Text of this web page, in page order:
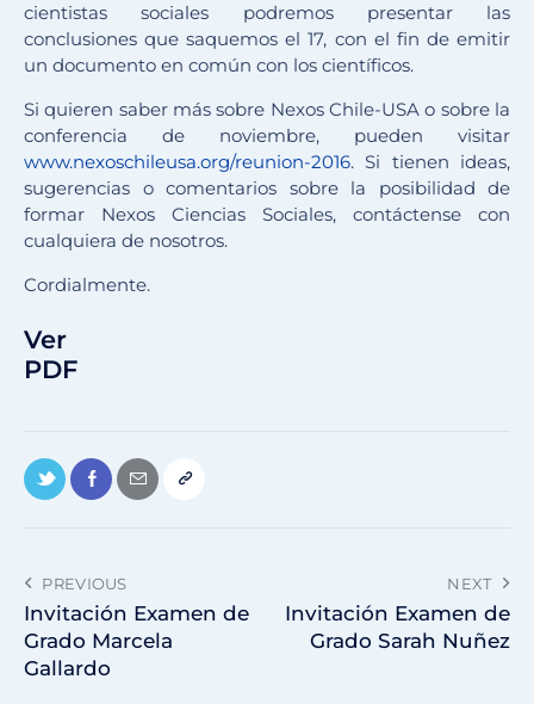
cientistas sociales podremos presentar las
conclusiones que saquemos el 17, con el fin de emitir
un documento en común con los científicos.
Si quieren saber más sobre Nexos Chile-USA o sobre la
conferencia de noviembre, pueden visitar
www.nexoschileusa.org/reunion-2016. Si tienen ideas,
sugerencias o comentarios sobre la posibilidad de
formar Nexos Ciencias Sociales, contáctense con
cualquiera de nosotros.
Cordialmente.
Ver
PDF
PREVIOUS
Invitación Examen de
Grado Marcela
Gallardo
NEXT
Invitación Examen de
Grado Sarah Nuñez